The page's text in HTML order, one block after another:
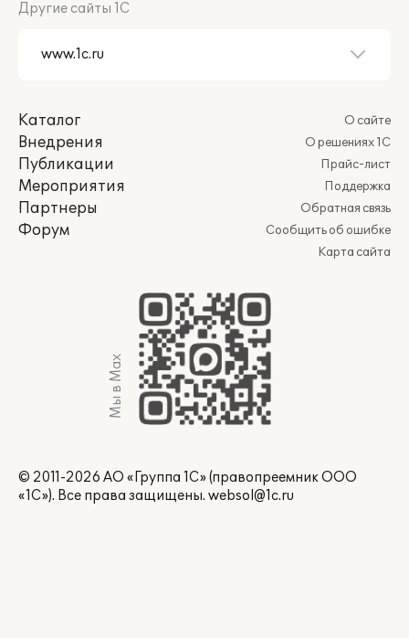
Другие сайты 1С
Каталог
Внедрения
Публикации
Мероприятия
Партнеры
Форум
О сайте
О решениях 1С
Прайс-лист
Поддержка
Обратная связь
Сообщить об ошибке
Карта сайта
Мы в Max
© 2011-2026 АО «Группа 1С» (правопреемник ООО
«1С»). Все права защищены. websol@1c.ru